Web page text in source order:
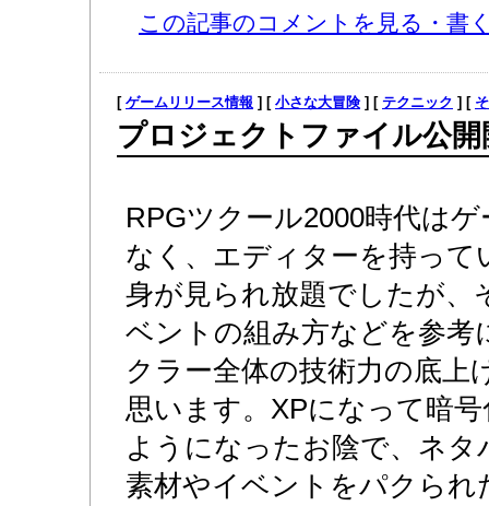
この記事のコメントを見る・書
[ ゲームリリース情報 ] [ 小さな大冒険 ] [ テクニック ] [
プロジェクトファイル公開
RPGツクール2000時代は
なく、エディターを持って
身が見られ放題でしたが、
ベントの組み方などを参考
クラー全体の技術力の底上
思います。XPになって暗
ようになったお陰で、ネ
素材やイベントをパクら